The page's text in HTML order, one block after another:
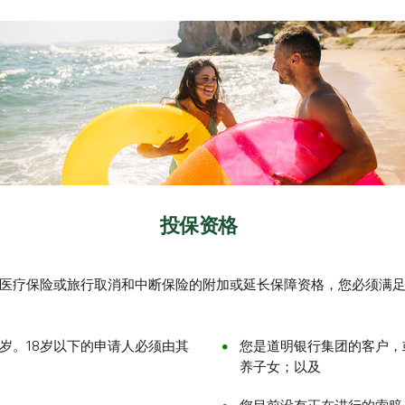
投保资格
疗保险或旅行取消和中断保险的附加或延长保障资格，您必须满
。18岁以下的申请人必须由其
您是道明银行集团的客户
养子女；以及